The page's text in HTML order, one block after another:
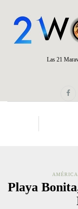
Las 21
AMÉRICA
Playa